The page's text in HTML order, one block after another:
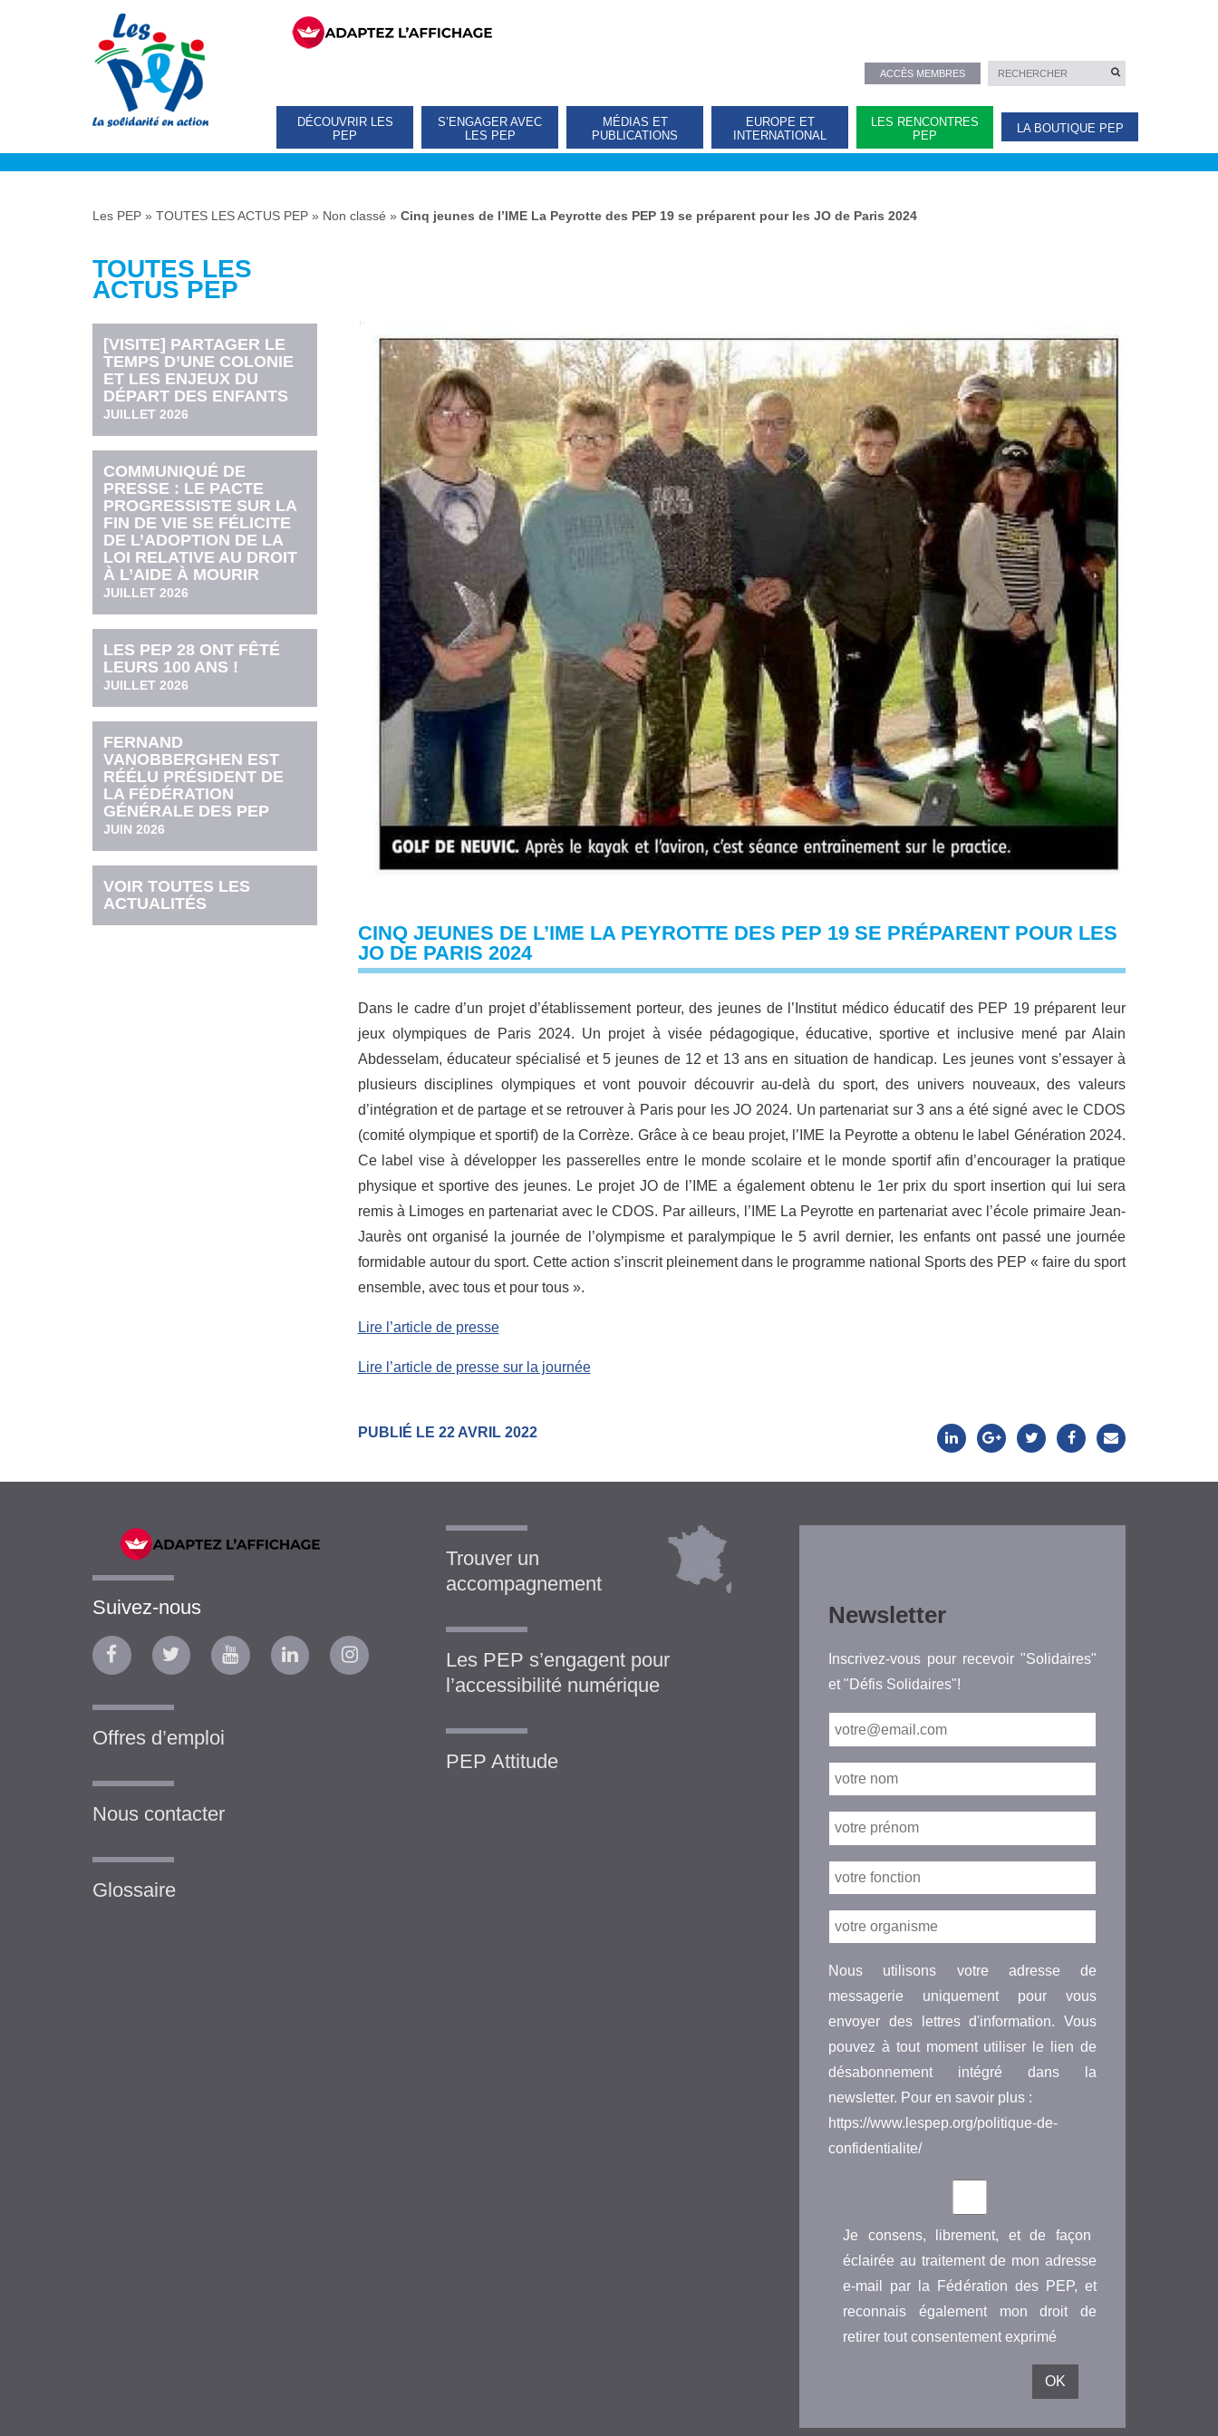
ACCÈS MEMBRES
DÉCOUVRIR LES
PEP
S’ENGAGER AVEC
LES PEP
MÉDIAS ET
PUBLICATIONS
EUROPE ET
INTERNATIONAL
LES RENCONTRES
PEP
LA BOUTIQUE PEP
Les PEP » TOUTES LES ACTUS PEP » Non classé » Cinq jeunes de l’IME La Peyrotte des PEP 19 se préparent pour les JO de Paris 2024
TOUTES LES
ACTUS PEP
[VISITE] PARTAGER LE
TEMPS D’UNE COLONIE
ET LES ENJEUX DU
DÉPART DES ENFANTS
JUILLET 2026
COMMUNIQUÉ DE
PRESSE : LE PACTE
PROGRESSISTE SUR LA
FIN DE VIE SE FÉLICITE
DE L’ADOPTION DE LA
LOI RELATIVE AU DROIT
À L’AIDE À MOURIR
JUILLET 2026
LES PEP 28 ONT FÊTÉ
LEURS 100 ANS !
JUILLET 2026
FERNAND
VANOBBERGHEN EST
RÉÉLU PRÉSIDENT DE
LA FÉDÉRATION
GÉNÉRALE DES PEP
JUIN 2026
VOIR TOUTES LES
ACTUALITÉS
CINQ JEUNES DE L’IME LA PEYROTTE DES PEP 19 SE PRÉPARENT POUR LES
JO DE PARIS 2024
Dans le cadre d’un projet d’établissement porteur, des jeunes de l’Institut médico éducatif des PEP 19 préparent leur
jeux olympiques de Paris 2024. Un projet à visée pédagogique, éducative, sportive et inclusive mené par Alain
Abdesselam, éducateur spécialisé et 5 jeunes de 12 et 13 ans en situation de handicap. Les jeunes vont s’essayer à
plusieurs disciplines olympiques et vont pouvoir découvrir au-delà du sport, des univers nouveaux, des valeurs
d’intégration et de partage et se retrouver à Paris pour les JO 2024. Un partenariat sur 3 ans a été signé avec le CDOS
(comité olympique et sportif) de la Corrèze. Grâce à ce beau projet, l’IME la Peyrotte a obtenu le label Génération 2024.
Ce label vise à développer les passerelles entre le monde scolaire et le monde sportif afin d’encourager la pratique
physique et sportive des jeunes. Le projet JO de l’IME a également obtenu le 1er prix du sport insertion qui lui sera
remis à Limoges en partenariat avec le CDOS. Par ailleurs, l’IME La Peyrotte en partenariat avec l’école primaire Jean-
Jaurès ont organisé la journée de l’olympisme et paralympique le 5 avril dernier, les enfants ont passé une journée
formidable autour du sport. Cette action s’inscrit pleinement dans le programme national Sports des PEP « faire du sport
ensemble, avec tous et pour tous ».
Lire l’article de presse
Lire l’article de presse sur la journée
PUBLIÉ LE 22 AVRIL 2022
Suivez-nous
Offres d’emploi
Nous contacter
Glossaire
Trouver un
accompagnement
Les PEP s’engagent pour
l’accessibilité numérique
PEP Attitude
Newsletter
Inscrivez-vous pour recevoir "Solidaires"
et "Défis Solidaires"!
Nous utilisons votre adresse de
messagerie uniquement pour vous
envoyer des lettres d'information. Vous
pouvez à tout moment utiliser le lien de
désabonnement intégré dans la
newsletter. Pour en savoir plus :
https://www.lespep.org/politique-de-
confidentialite/
Je consens, librement, et de façon
éclairée au traitement de mon adresse
e-mail par la Fédération des PEP, et
reconnais également mon droit de
retirer tout consentement exprimé